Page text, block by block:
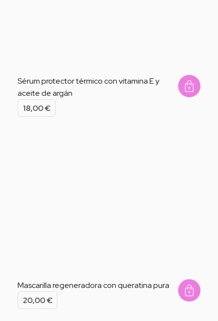
Sérum protector térmico con vitamina E y
aceite de argán
18,00€
Add
Mascarilla regeneradora con queratina pura
20,00€ Add